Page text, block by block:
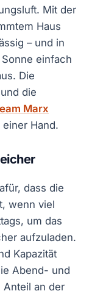
Mit der
Haus
– und in
einfach
Die
und die
Marx
Hand.
dass die
wenn viel
um das
aufzuladen.
Kapazität
Abend- und
Anteil an der